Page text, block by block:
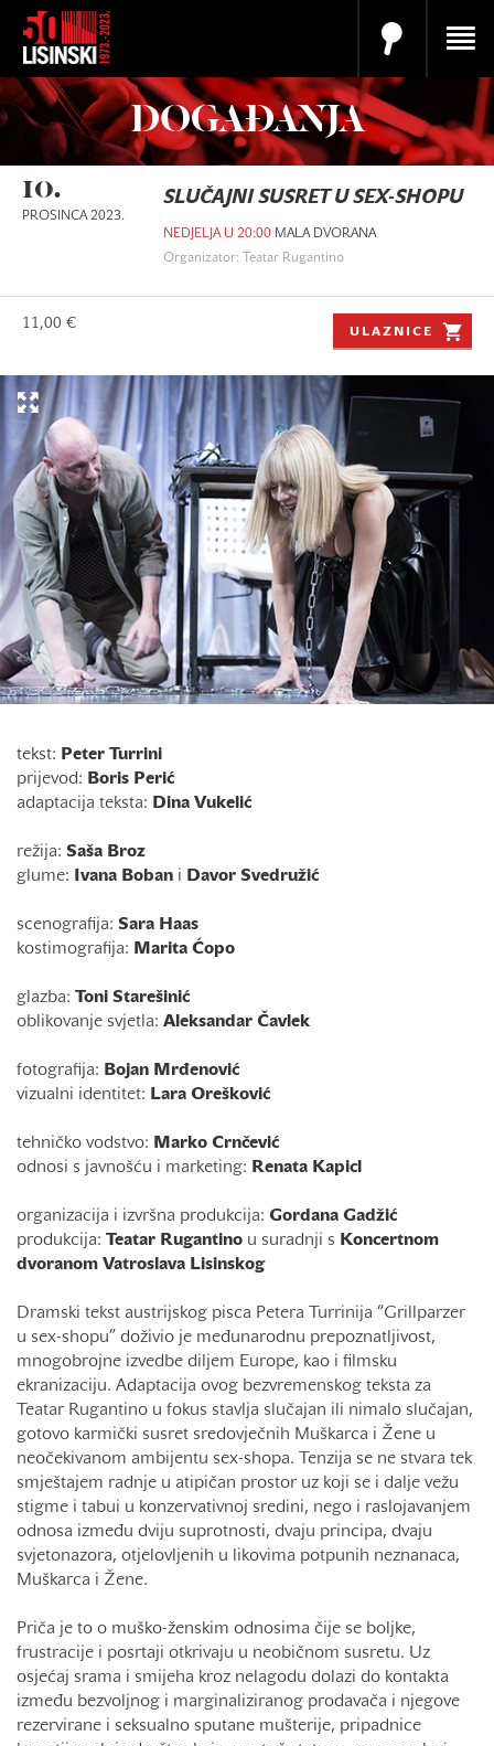
DOGAĐANJA
10.
PROSINCA 2023.
SLUČAJNI SUSRET U SEX-SHOPU
NEDJELJA U 20:00 MALA DVORANA
Organizator: Teatar Rugantino
11,00 €
ULAZNICE
tekst:
Peter Turrini
prijevod:
Boris Perić
adaptacija teksta:
Dina Vukelić
režija: Saša Broz
glume:
Ivana Boban i Davor Svedružić
scenografija: Sara Haas
kostimografija:
Marita Ćopo
glazba:
Toni Starešinić
oblikovanje svjetla: Aleksandar Čavlek
fotografija:
Bojan Mrđenović
vizualni identitet:
Lara Orešković
tehničko vodstvo:
Marko Crnčević
odnosi s javnošću i marketing:
Renata Kapicl
organizacija i izvršna produkcija: Gordana Gadžić
produkcija:
Teatar Rugantino u suradnji s Koncertnom
dvoranom Vatroslava Lisinskog
Dramski tekst austrijskog pisca Petera Turrinija “Grillparzer
u sex-shopu” doživio je međunarodnu prepoznatljivost,
mnogobrojne izvedbe diljem Europe, kao i filmsku
ekranizaciju. Adaptacija ovog bezvremenskog teksta za
Teatar Rugantino u fokus stavlja slučajan ili nimalo slučajan,
gotovo karmički susret sredovječnih Muškarca i Žene u
neočekivanom ambijentu sex-shopa. Tenzija se ne stvara tek
smještajem radnje u atipičan prostor uz koji se i dalje vežu
stigme i tabui u konzervativnoj sredini, nego i raslojavanjem
odnosa između dviju suprotnosti, dvaju principa, dvaju
svjetonazora, otjelovljenih u likovima potpunih neznanaca,
Muškarca i Žene.
Priča je to o muško-ženskim odnosima čije se boljke,
frustracije i posrtaji otkrivaju u neobičnom susretu. Uz
osjećaj srama i smijeha kroz nelagodu dolazi do kontakta
između bezvoljnog i marginaliziranog prodavača i njegove
rezervirane i seksualno sputane mušterije, pripadnice